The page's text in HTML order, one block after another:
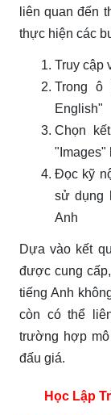
liên quan đến
thực hiện các
Truy cập
Trong ô
English"
Chọn
"Images"
Đọc kỹ
sử dụng
Anh
Dựa vào kết
được cung
tiếng Anh
còn có thể
trường hợp
đấu giá.
Học Lập